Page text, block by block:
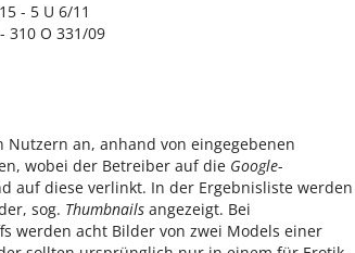
- 5 U 6/11
310 O 331/09
an, anhand von eingegebenen
wobei der Betreiber auf die Google-
auf diese verlinkt. In der Ergebnisliste werden
sog. Thumbnails angezeigt. Bei
werden acht Bilder von zwei Models einer